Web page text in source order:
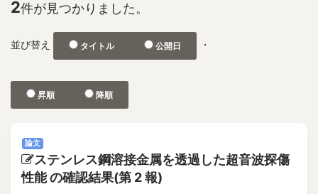
3-D depth acquisition
304SS 316LSS Austenitic Steel
360-degree camera
3D nonlinear FEM
3D photographic measurement
3D shape test object
3DAP
No.1
No.2
論文
Vol.21
論文
解説記事
2件が見つかりました。
並び替え タイトル 公開日 ・
昇順 降順
論文
ステンレス鋼溶接金属を透過した超音波探傷
性能 の確認結果(第 2 報)